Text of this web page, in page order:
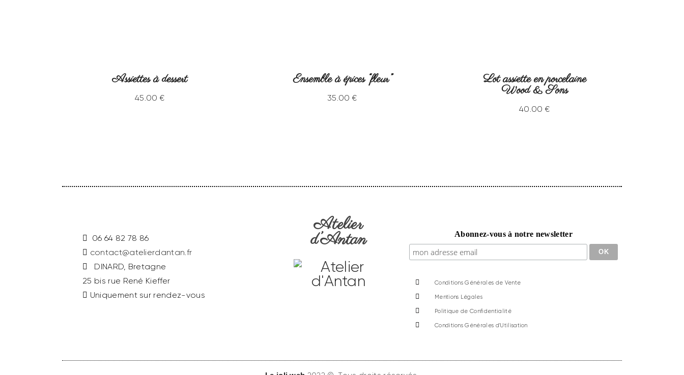
Assiettes à dessert
45 00 €
Ensemble à épices “fleur”
35 00 €
Lot assiette en porcelaine
Wood & Sons
40 00 €
06 64 82 78 86
contact@atelierdantan.fr
DINARD, Bretagne
25 bis rue René Kieffer
Uniquement sur rendez-vous
Atelier
d’Antan Abonnez-vous à notre newsletter
Conditions Générales de Vente
Mentions Légales
Politique de Confidentialité
Conditions Générales d'Utilisation